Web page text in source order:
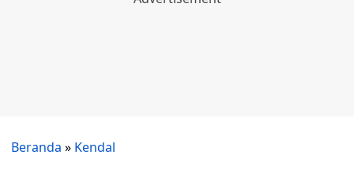
Beranda » Kendal